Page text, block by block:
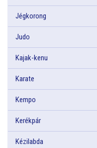
Jégkorong
Judo
Kajak-kenu
Karate
Kempo
Kerékpár
Kézilabda